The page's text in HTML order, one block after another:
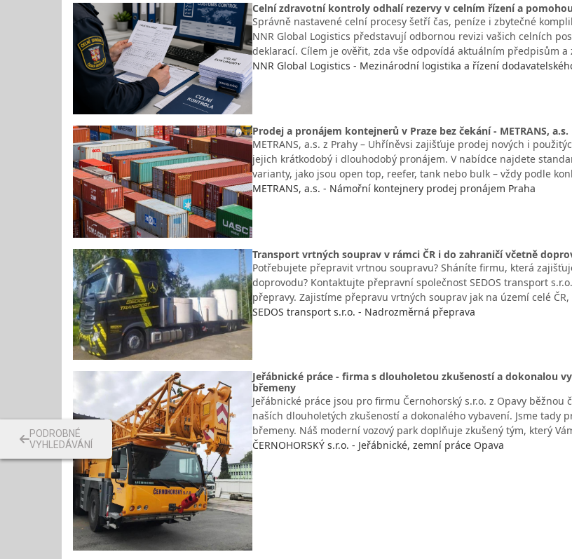
Celní zdravotní kontroly odhalí rezervy v celním řízení a
Správně nastavené celní procesy šetří čas, peníze i zbytečné
NNR Global Logistics představují odbornou revizi vašich celních
deklarací. Cílem je ověřit, zda vše odpovídá aktuálním předpisům a
NNR Global Logistics - Mezinárodní logistika a řízení
Prodej a pronájem kontejnerů v Praze bez čekání - METRANS, a.s.
METRANS, a.s. z Prahy – Uhříněvsi zajišťuje prodej nových i
jejich krátkodobý i dlouhodobý pronájem. V nabídce najdete
varianty, jako jsou open top, reefer, tank nebo bulk – vždy podle
METRANS, a.s. - Námořní kontejnery prodej pronájem Praha
Transport vrtných souprav v rámci ČR i do zahraničí včetně
Potřebujete přepravit vrtnou soupravu? Sháníte firmu, která
doprovodu? Kontaktujte přepravní společnost SEDOS transport
přepravy. Zajistíme přepravu vrtných souprav jak na území celé
SEDOS transport s.r.o. - Nadrozměrná přeprava
Jeřábnické práce - firma s dlouholetou zkušeností a dokonalou
břemeny
Jeřábnické práce jsou pro firmu Černohorský s.r.o. z Opavy
naších dlouholetých zkušeností a dokonalého vybavení. Jsme tady
břemeny. Náš moderní vozový park doplňuje zkušený tým, který
ČERNOHORSKÝ s.r.o. - Jeřábnické, zemní práce Opava
PODROBNÉ
VYHLEDÁVÁNÍ